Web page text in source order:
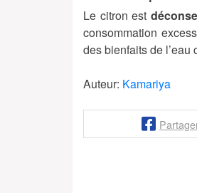
Le citron est
consommation
des bienfaits de
Auteur: Kamariya